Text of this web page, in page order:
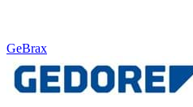
GeBrax